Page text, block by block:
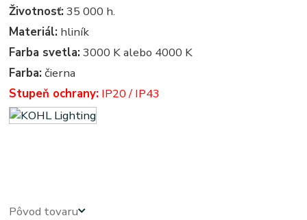
Životnosť: 35 000 h.
Materiál: hliník
Farba svetla: 3000 K alebo 4000 K
Farba: čierna
Stupeň ochrany: IP20 / IP43
Pôvod tovaru